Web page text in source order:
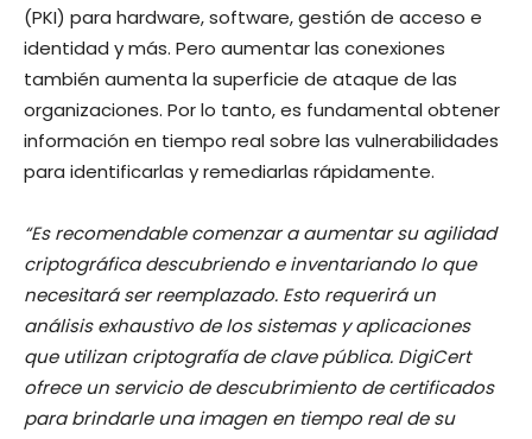
(PKI) para hardware, software, gestión de acceso e
identidad y más. Pero aumentar las conexiones
también aumenta la superficie de ataque de las
organizaciones. Por lo tanto, es fundamental obtener
información en tiempo real sobre las vulnerabilidades
para identificarlas y remediarlas rápidamente.
“Es recomendable comenzar a aumentar su agilidad
criptográfica descubriendo e inventariando lo que
necesitará ser reemplazado. Esto requerirá un
análisis exhaustivo de los sistemas y aplicaciones
que utilizan criptografía de clave pública. DigiCert
ofrece un servicio de descubrimiento de certificados
para brindarle una imagen en tiempo real de su